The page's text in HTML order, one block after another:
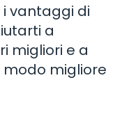
vantaggi di
a
migliori e a
modo migliore